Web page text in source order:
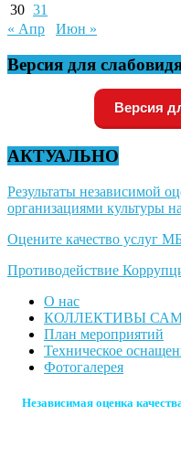
30 31
« Апр
Июн »
Версия для
Версия
АКТУАЛЬНО
Результаты независимой
организациями культуры
Оцените качество услуг
Противодействие
О нас
КОЛЛЕКТИВЫ
План мероприятий
Техническое
Фотогалерея
Независимая оценка